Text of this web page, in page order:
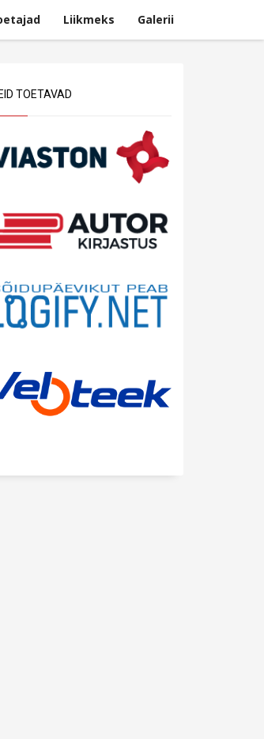
Liikmeks Galerii
TOETAVAD